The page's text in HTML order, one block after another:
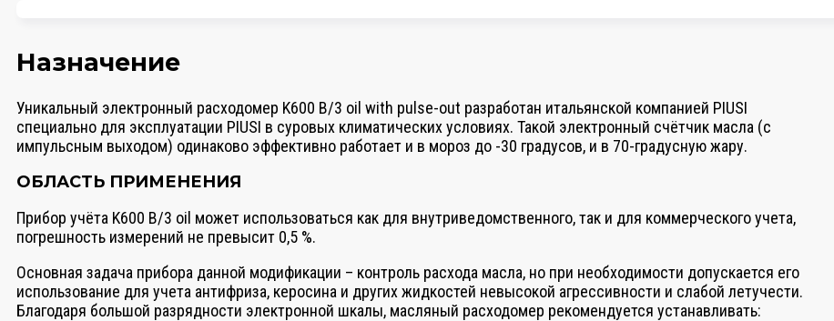
Назначение
Уникальный электронный расходомер K600 B/3 oil with pulse-out разработан итальянской компанией PIUSI
специально для эксплуатации PIUSI в суровых климатических условиях. Такой электронный счётчик масла (с
импульсным выходом) одинаково эффективно работает и в мороз до -30 градусов, и в 70-градусную жару.
ОБЛАСТЬ ПРИМЕНЕНИЯ
Прибор учёта K600 B/3 oil может использоваться как для внутриведомственного, так и для коммерческого учета,
погрешность измерений не превысит 0,5 %.
Основная задача прибора данной модификации – контроль расхода масла, но при необходимости допускается его
использование для учета антифриза, керосина и других жидкостей невысокой агрессивности и слабой летучести.
Благодаря большой разрядности электронной шкалы, масляный расходомер рекомендуется устанавливать: